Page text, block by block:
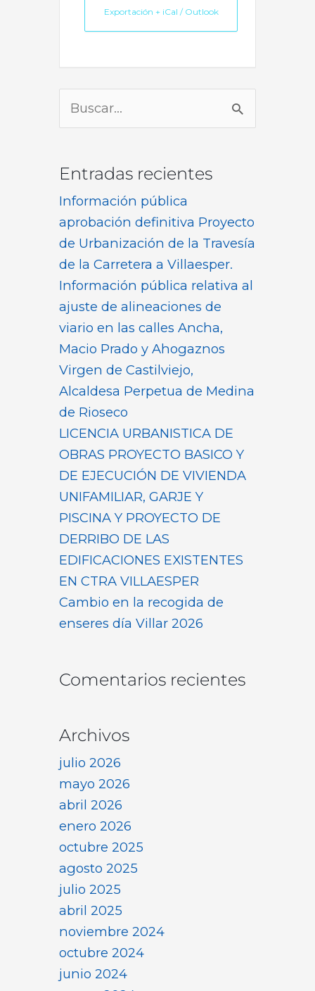
Exportación + iCal / Outlook
Buscar
por:
Entradas recientes
Información pública
aprobación definitiva Proyecto
de Urbanización de la Travesía
de la Carretera a Villaesper.
Información pública relativa al
ajuste de alineaciones de
viario en las calles Ancha,
Macio Prado y Ahogaznos
Virgen de Castilviejo,
Alcaldesa Perpetua de Medina
de Rioseco
LICENCIA URBANISTICA DE
OBRAS PROYECTO BASICO Y
DE EJECUCIÓN DE VIVIENDA
UNIFAMILIAR, GARJE Y
PISCINA Y PROYECTO DE
DERRIBO DE LAS
EDIFICACIONES EXISTENTES
EN CTRA VILLAESPER
Cambio en la recogida de
enseres día Villar 2026
Comentarios recientes
Archivos
julio 2026
mayo 2026
abril 2026
enero 2026
octubre 2025
agosto 2025
julio 2025
abril 2025
noviembre 2024
octubre 2024
junio 2024